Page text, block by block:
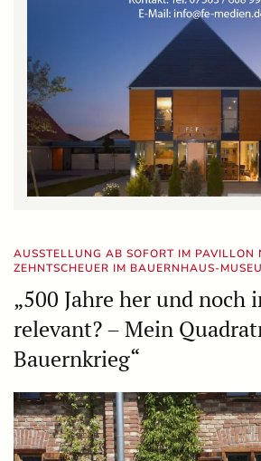
AUSSTELLUNG AB SOFORT IM PAVILLON
ZEHNTSCHEUER IM BAUERNHAUS-
„500 Jahre her und noch
relevant? – Mein
Bauernkrieg“